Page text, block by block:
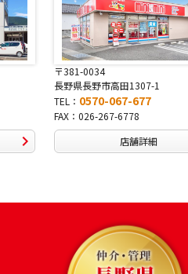
〒380-0822
長野県長野市大字鶴賀南千歳町
TEL： 0570-069-991
FAX：026-269-9992
店舗詳細